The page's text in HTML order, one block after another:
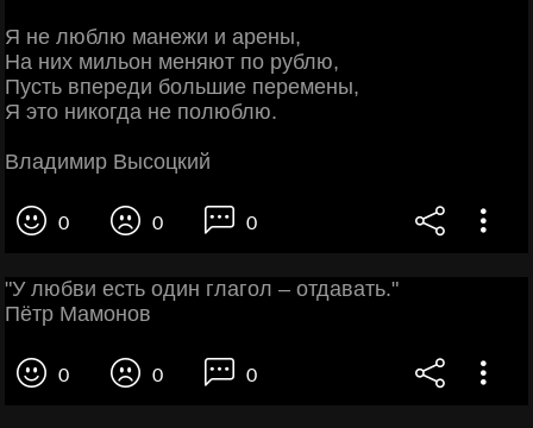
Я не люблю манежи и арены,
На них мильон меняют по рублю,
Пусть впереди большие перемены,
Я это никогда не полюблю.
Владимир Высоцкий
0 0 0
"У любви есть один глагол – отдавать."
Пётр Мамонов
0 0 0